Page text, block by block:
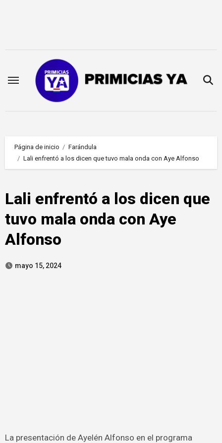
Página de inicio
Farándula
Lali enfrentó a los dicen que tuvo mala onda con Aye Alfonso
Lali enfrentó a los dicen que
tuvo mala onda con Aye
Alfonso
mayo 15, 2024
La presentación de Ayelén Alfonso en el programa